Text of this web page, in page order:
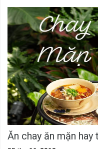
Ăn chay ăn mặn